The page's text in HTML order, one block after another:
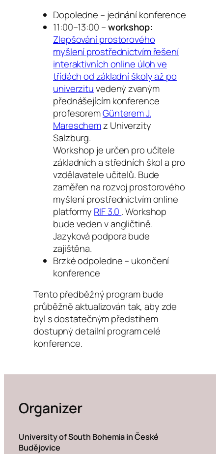
Dopoledne – jednání konference
11:00–13:00 –workshop:
Zlepšování prostorového
myšlení prostřednictvím řešení
interaktivních online úloh ve
třídách od základní školy až po
univerzituvedený zvaným
přednášejícím konference
profesoremGünterem J.
Mareschemz Univerzity
Salzburg.
Workshop je určen pro učitele
základních a středních škol a pro
vzdělavatele učitelů. Bude
zaměřen na rozvoj prostorového
myšlení prostřednictvím online
platformy RIF 3.0 . Workshop
bude veden v angličtině.
Jazyková podpora bude
zajištěna.
Brzké odpoledne – ukončení
konference
Tento předběžný program bude
průběžně aktualizován tak, aby zde
byl s dostatečným předstihem
dostupný detailní program celé
konference.
Organizer
University of South Bohemia in České
Budějovice